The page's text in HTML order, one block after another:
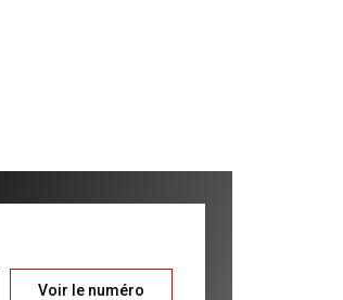
Voir le numéro